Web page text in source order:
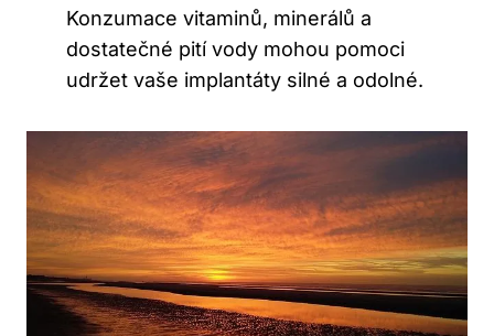
Konzumace vitaminů, minerálů a
dostatečné pití vody mohou pomoci
udržet vaše implantáty silné a odolné.